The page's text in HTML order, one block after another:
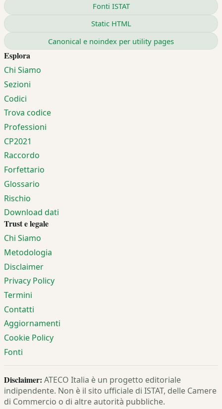
Fonti ISTAT
Static HTML
Canonical e noindex per utility pages
Esplora
Chi Siamo
Sezioni
Codici
Trova codice
Professioni
CP2021
Raccordo
Forfettario
Glossario
Rischio
Download dati
Trust e legale
Chi Siamo
Metodologia
Disclaimer
Privacy Policy
Termini
Contatti
Aggiornamenti
Cookie Policy
Fonti
Disclaimer: ATECO Italia è un progetto editoriale
indipendente. Non è il sito ufficiale di ISTAT, delle Camere
di Commercio o di altre autorità pubbliche.